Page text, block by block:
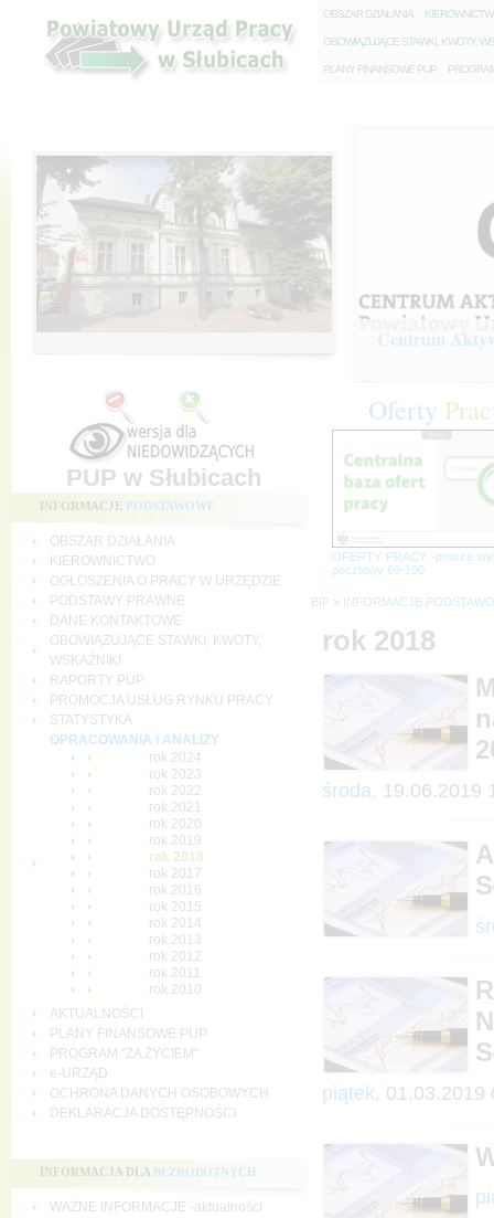
OBSZAR DZIAŁANIA K
OBOWIĄZUJĄCE STAWKI, KWOTY,
PLANY FINANSOWE PUP P
Centrum
PUP w Słubicach
INFORMACJE PODSTAWOWE
OBSZAR DZIAŁANIA
KIEROWNICTWO
OGŁOSZENIA O PRACY W URZĘDZIE
PODSTAWY PRAWNE
DANE KONTAKTOWE
OBOWIĄZUJĄCE STAWKI, KWOTY,
WSKAŹNIKI
RAPORTY PUP
PROMOCJA USŁUG RYNKU PRACY
STATYSTYKA
OPRACOWANIA I ANALIZY
rok 2024
rok 2023
rok 2022
rok 2021
rok 2020
rok 2019
rok 2018
rok 2017
rok 2016
rok 2015
rok 2014
rok 2013
rok 2012
rok 2011
rok 2010
AKTUALNOŚCI
PLANY FINANSOWE PUP
PROGRAM "ZA ŻYCIEM"
e-URZĄD
OCHRONA DANYCH OSOBOWYCH
DEKLARACJA DOSTĘPNOŚCI
INFORMACJA DLA BEZROBOTNYCH
WAŻNE INFORMACJE -aktualności
Oferty
OFERTY PRACY -proszę
pocztowy 69-100
BIP » INFORMACJE
rok 2018
środa, 19.06.2019
piątek, 01.03.2019